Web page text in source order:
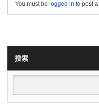
You must be logged in to post
搜索